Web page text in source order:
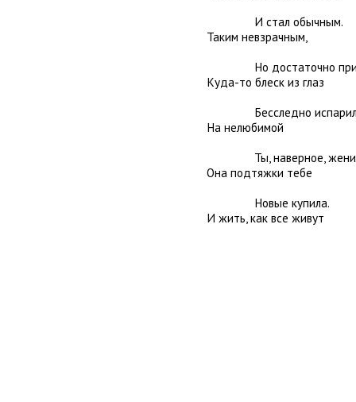
И стал обычным.
Таким невзрачным,
Но достаточно
Куда-то блеск из глаз
Бесследно
На нелюбимой
Ты, наверное,
Она подтяжки тебе
Новые купила.
И жить, как все живут